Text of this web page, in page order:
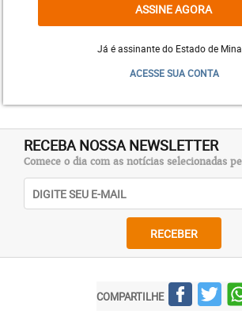
Son Salvador
ASSINE AGORA
Já é assinante do Estado de
ACESSE SUA CONTA
RECEBA NOSSA NEWSLETTER
Comece o dia com as notícias selecionadas
RECEBER
COMPARTILHE